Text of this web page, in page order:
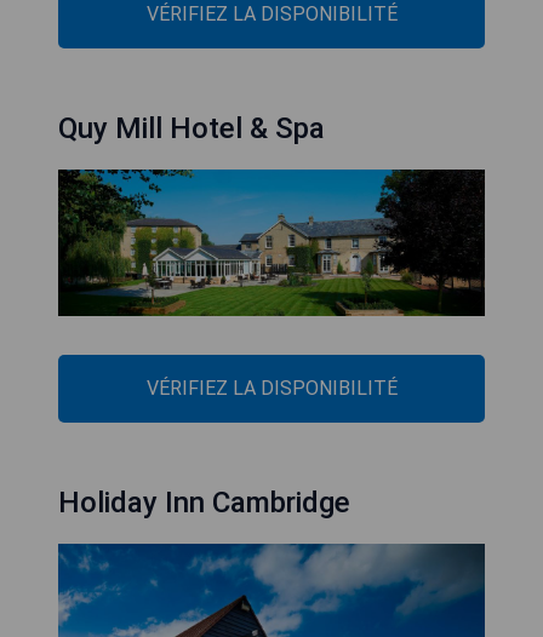
VÉRIFIEZ LA DISPONIBILITÉ
Quy Mill Hotel & Spa
VÉRIFIEZ LA DISPONIBILITÉ
Holiday Inn Cambridge